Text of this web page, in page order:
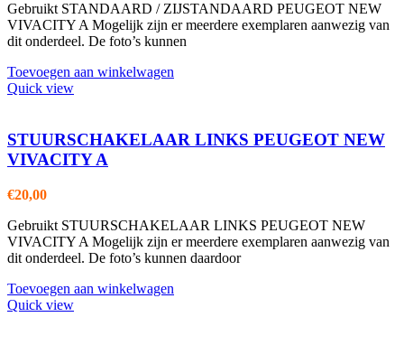
Gebruikt STANDAARD / ZIJSTANDAARD PEUGEOT NEW
VIVACITY A Mogelijk zijn er meerdere exemplaren aanwezig van
dit onderdeel. De foto’s kunnen
Toevoegen aan winkelwagen
Quick view
STUURSCHAKELAAR LINKS PEUGEOT NEW
VIVACITY A
€20,00
Gebruikt STUURSCHAKELAAR LINKS PEUGEOT NEW
VIVACITY A Mogelijk zijn er meerdere exemplaren aanwezig van
dit onderdeel. De foto’s kunnen daardoor
Toevoegen aan winkelwagen
Quick view